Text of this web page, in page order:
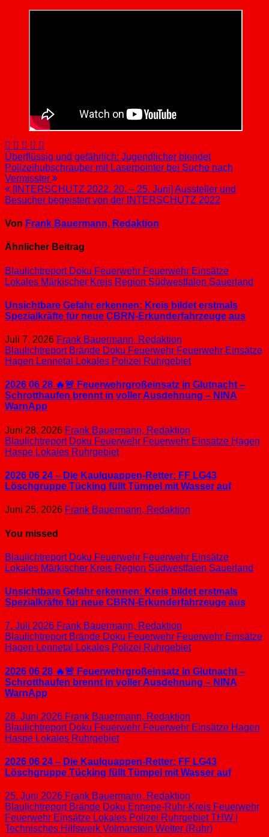
Beitragsnavigation
Überflüssig und gefährlich: Jugendlicher blendet
Polizeihubschrauber mit Laserpointer bei Suche nach
Vermisster
[INTERSCHUTZ 2022, 20. – 25. Juni] Aussteller und
Besucher begeistert von der INTERSCHUTZ 2022
Von Frank Bauermann, Redaktion
Ähnlicher Beitrag
Blaulichtreport Doku Feuerwehr Feuerwehr Einsätze
Lokales Märkischer Kreis Region Südwestfalen Sauerland
Unsichtbare Gefahr erkennen: Kreis bildet erstmals
Spezialkräfte für neue CBRN-Erkunderfahrzeuge aus
Juli 7, 2026 Frank Bauermann, Redaktion
Blaulichtreport Brände Doku Feuerwehr Feuerwehr Einsätze
Hagen Lennetal Lokales Polizei Ruhrgebiet
2026 06 28 🔥🚨 Feuerwehrgroßeinsatz in Glutnacht –
Schrotthaufen brennt in voller Ausdehnung – NINA
WarnApp
Juni 28, 2026 Frank Bauermann, Redaktion
Blaulichtreport Doku Feuerwehr Feuerwehr Einsätze Hagen
Haspe Lokales Ruhrgebiet
2026 06 24 – Die Kaulquappen-Retter: FF LG43
Löschgruppe Tücking füllt Tümpel mit Wasser auf
Juni 25, 2026 Frank Bauermann, Redaktion
You missed
Blaulichtreport Doku Feuerwehr Feuerwehr Einsätze
Lokales Märkischer Kreis Region Südwestfalen Sauerland
Unsichtbare Gefahr erkennen: Kreis bildet erstmals
Spezialkräfte für neue CBRN-Erkunderfahrzeuge aus
7. Juli 2026 Frank Bauermann, Redaktion
Blaulichtreport Brände Doku Feuerwehr Feuerwehr Einsätze
Hagen Lennetal Lokales Polizei Ruhrgebiet
2026 06 28 🔥🚨 Feuerwehrgroßeinsatz in Glutnacht –
Schrotthaufen brennt in voller Ausdehnung – NINA
WarnApp
28. Juni 2026 Frank Bauermann, Redaktion
Blaulichtreport Doku Feuerwehr Feuerwehr Einsätze Hagen
Haspe Lokales Ruhrgebiet
2026 06 24 – Die Kaulquappen-Retter: FF LG43
Löschgruppe Tücking füllt Tümpel mit Wasser auf
25. Juni 2026 Frank Bauermann, Redaktion
Blaulichtreport Brände Doku Ennepe-Ruhr-Kreis Feuerwehr
Feuerwehr Einsätze Lokales Polizei RuhrgebietTHW |
Technisches Hilfswerk Volmarstein Wetter (Ruhr)